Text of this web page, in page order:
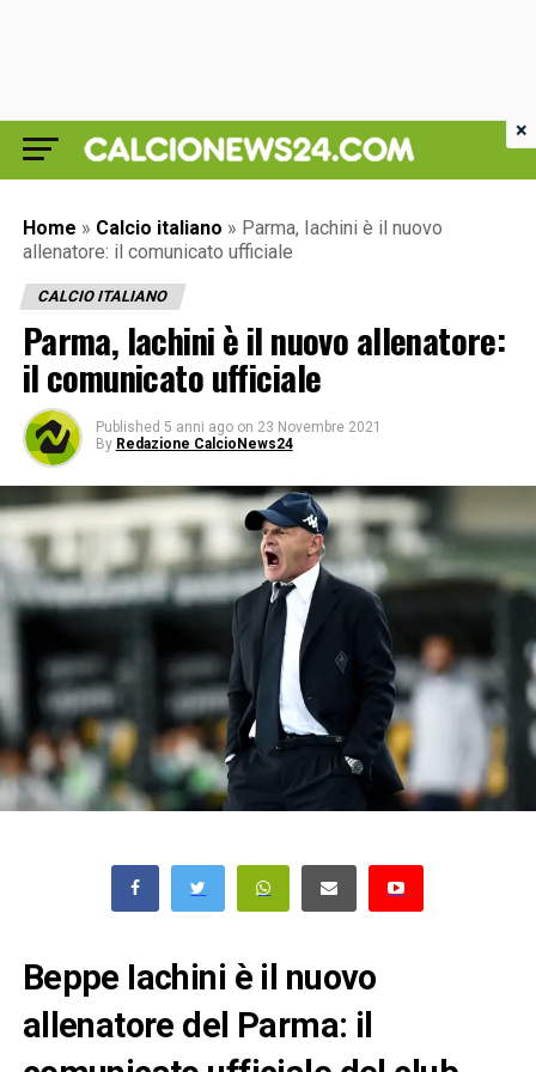
Home » Calcio italiano » Parma, Iachini è il nuovo
allenatore: il comunicato ufficiale
CALCIO ITALIANO
Parma, Iachini è il nuovo allenatore:
il comunicato ufficiale
Published 5 anni ago on 23 Novembre 2021
By Redazione CalcioNews24
Beppe Iachini è il nuovo
allenatore del Parma: il
×